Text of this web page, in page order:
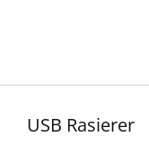
USB Rasierer